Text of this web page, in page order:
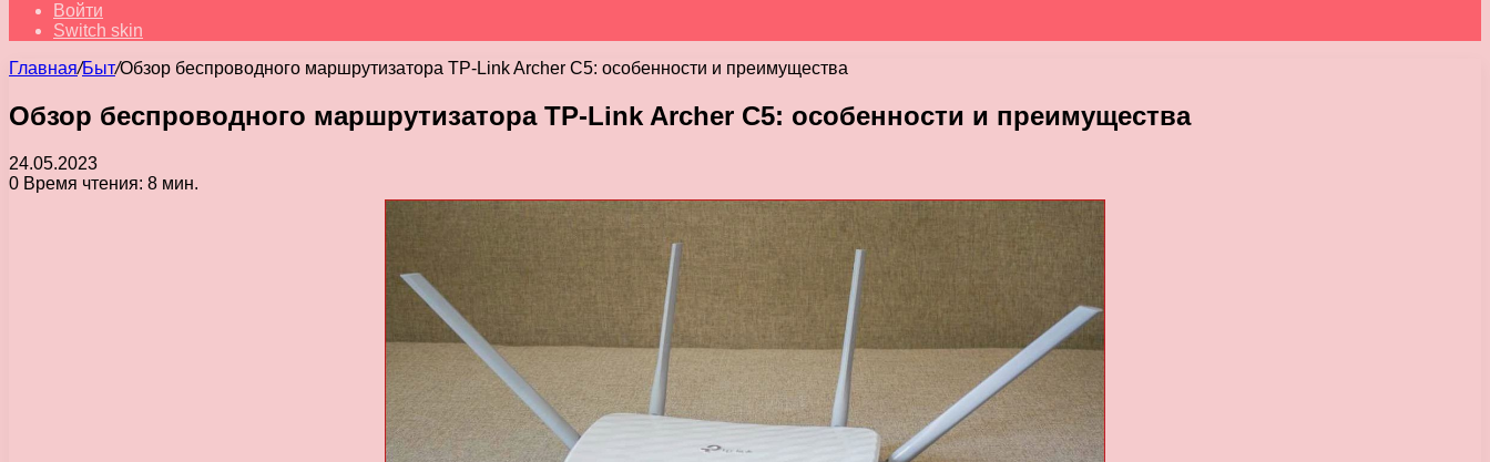
Войти
Switch skin
Главная/Быт/Обзор беспроводного маршрутизатора TP-Link Archer C5: особенности и преимущества
Обзор беспроводного маршрутизатора TP-Link Archer C5: особенности и преимущества
24.05.2023
0 Время чтения: 8 мин.